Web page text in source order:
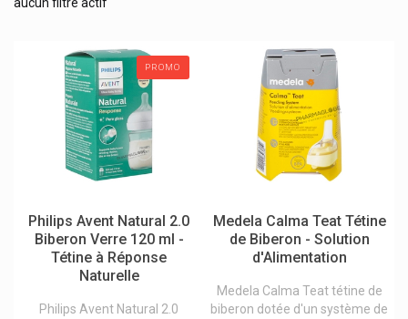
Allaitement
Anti-Poux enfants
Bouillottes peluche
Changes bébé
Coffret cadeau
Grossesse
Laits infantile et épaississants
Les soins bébé
PROMO
Philips Avent Natural 2.0
Biberon Verre 120 ml -
Tétine à Réponse
Naturelle
Philips Avent Natural 2.0
Medela Calma Teat Tétine
de Biberon - Solution
d'Alimentation
Medela Calma Teat tétine de
biberon dotée d'un système de